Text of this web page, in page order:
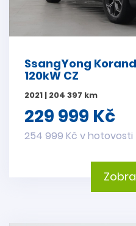
SsangYong
120kW CZ
2021 | 204 397 km
229 999 Kč
254 999 Kč v hotovosti